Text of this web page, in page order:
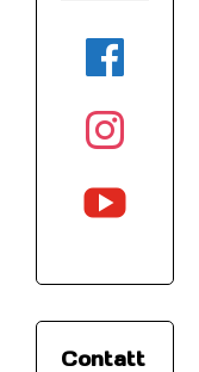
facebook
instagram
youtube
Contatt